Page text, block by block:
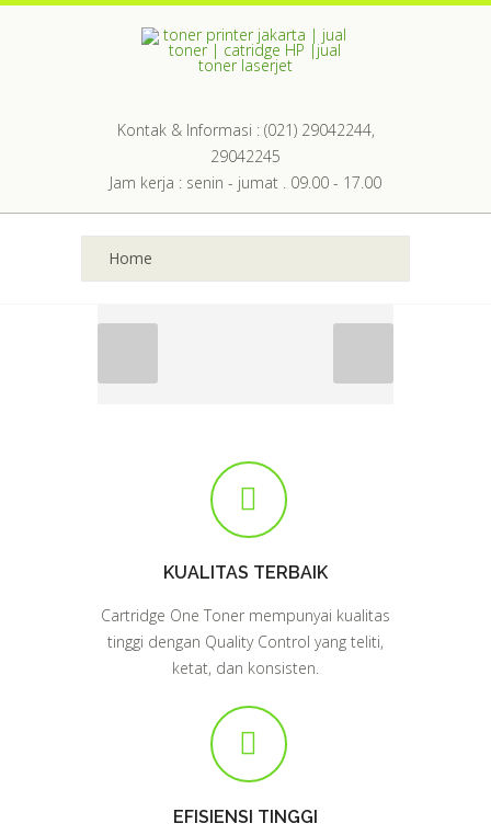
Kontak & Informasi : (021) 29042244,
29042245
Jam kerja : senin - jumat . 09.00 - 17.00
KUALITAS TERBAIK
Cartridge One Toner mempunyai kualitas
tinggi dengan Quality Control yang teliti,
ketat, dan konsisten.
EFISIENSI TINGGI